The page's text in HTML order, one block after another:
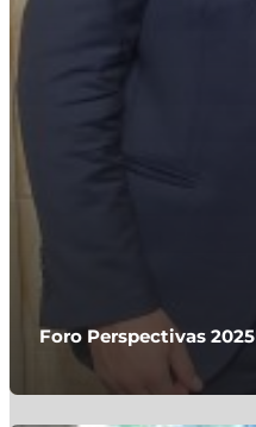
Foro Perspectivas 2025